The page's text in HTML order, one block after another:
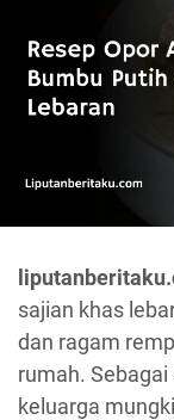
sajian khas
dan ragam
rumah.
keluarga